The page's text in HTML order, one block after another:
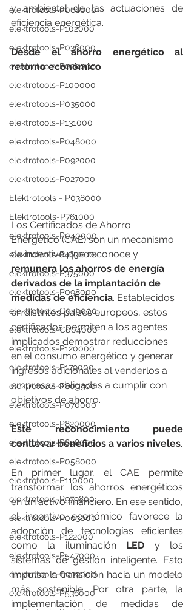
elektrotools-P066000
elektrotools-P102000
elektrotools-P036000
elektrotools-P020000
elektrotools-P100000
elektrotools-P035000
elektrotools-P131000
elektrotools-P048000
elektrotools-P092000
elektrotools-P027000
Elektrotools - P038000
Elektrotools-P761000
elektrotools-P040000
elektrotools-P463000
elektrotools-P375000
elektrotools-P098000
elektrotools-C049000
elektrotools-C004000
elektrotools-P120000
elektrotools-P179000
elektrotools-P800300
elektrotools-P070000
elektrotools-P820000
elektrotools-P898000
elektrotools-P058000
elektrotools-P110000
elektrotools-P979800
elektrotools-P003000
elektrotools-P122000
elektrotools-P547000
elektrotools-C039000
elektrotools-P536000
y ambiental de las actuaciones de
eficiencia energética.
Desde el ahorro energético al
retorno económico
Los Certificados de Ahorro
Energético (CAE) son un mecanismo
de incentivo que reconoce y
remunera los ahorros de energía
derivados de la implantación de
medidas de eficiencia. Establecidos
en distintos países europeos, estos
certificados permiten a los agentes
implicados demostrar reducciones
en el consumo energético y generar
ingresos adicionales al venderlos a
empresas obligadas a cumplir con
objetivos de ahorro.
Este reconocimiento puede
conllevar beneficios a varios niveles.
En primer lugar, el CAE permite
transformar los ahorros energéticos
en un activo financiero. En ese sentido,
el incentivo económico favorece la
adopción de tecnologías eficientes
como la iluminación LED y los
sistemas de gestión inteligente. Esto
impulsa la transición hacia un modelo
más sostenible. Por otra parte, la
implementación de medidas de